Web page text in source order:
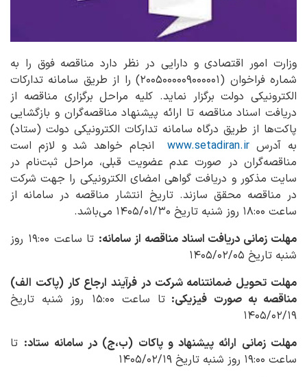
وزارت امور اقتصادی و دارایی در نظر دارد مناقصه فوق را به
شماره فراخوان (۲۰۰۵۰۰۰۰۰۹۰۰۰۰۰۱) را از طریق سامانه تدارکات
الکترونیکی دولت برگزار نماید. کلیه مراحل برگزاری مناقصه از
دریافت اسناد مناقصه تا ارائه پیشنهاد مناقصه‌گران و بازگشایی
پاکت‌ها از طریق درگاه سامانه تدارکات الکترونیکی دولت (ستاد)
به آدرس www.setadiran.irانجام خواهد شد و لازم است
مناقصه‌گران در صورت عدم عضویت قبلی، مراحل ثبت‌نام در
سایت مذکور و دریافت گواهی امضای الکترونیکی را جهت شرکت
در مناقصه محقق سازند. تاریخ انتشار مناقصه در سامانه از
ساعت ۱۸:۰۰ روز شنبه تاریخ ۱۴۰۵/۰۱/۳۰ می‌باشد.
مهلت زمانی دریافت اسناد مناقصه از سامانه:
تا ساعت ۱۹:۰۰ روز
شنبه تاریخ ۱۴۰۵/۰۲/۰۵
مهلت تحویل ضمانتنامه شرکت در فرآیند ارجاع کار (پاکت الف)
مناقصه به صورت فیزیکی:
تا ساعت ۱۵:۰۰ روز شنبه‌ تاریخ
۱۴۰۵/۰۲/۱۹
مهلت زمانی ارائه پیشنهاد و پاکات (ب،ج) در سامانه ستاد: تا
ساعت ۱۹:۰۰ روز شنبه‌ تاریخ ۱۴۰۵/۰۲/۱۹